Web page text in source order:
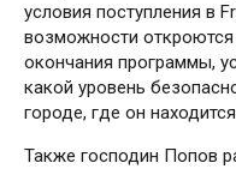
условия поступления в
возможности
окончания программы,
какой уровень
городе, где он
Также господин Попов